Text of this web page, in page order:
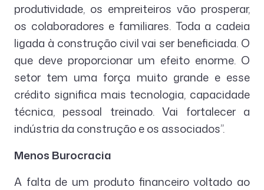
produtividade, os empreiteiros vão prosperar,
os colaboradores e familiares. Toda a cadeia
ligada à construção civil vai ser beneficiada. O
que deve proporcionar um efeito enorme. O
setor tem uma força muito grande e esse
crédito significa mais tecnologia, capacidade
técnica, pessoal treinado. Vai fortalecer a
indústria da construção e os associados”.
Menos Burocracia
A falta de um produto financeiro voltado ao